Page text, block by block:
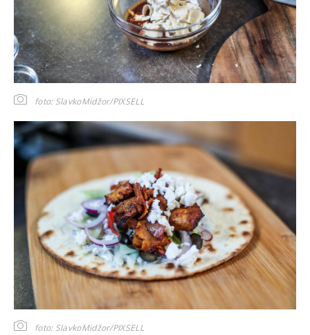
foto: SlavkoMidžor/PIXSELL
foto: SlavkoMidžor/PIXSELL